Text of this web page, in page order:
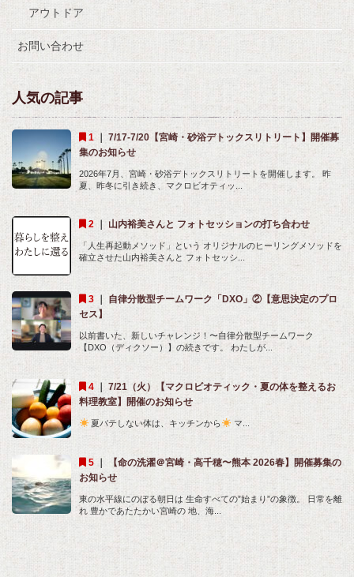
アウトドア
お問い合わせ
人気の記事
｜ 7/17-7/20【宮崎・砂浴デトックスリトリート】開催募
集のお知らせ
2026年7月、宮崎・砂浴デトックスリトリートを開催します。 昨
夏、昨冬に引き続き、マクロビオティッ...
山内裕美さんと フォトセッションの打ち合わせ
「人生再起動メソッド」という オリジナルのヒーリングメソッドを
確立させた山内裕美さんと フォトセッシ...
自律分散型チームワーク「DXO」②【意思決定のプロ
セス】
以前書いた、新しいチャレンジ！〜自律分散型チームワーク
【DXO（ディクソー）】の続きです。 わたしが...
7/21（火）【マクロビオティック・夏の体を整えるお
料理教室】開催のお知らせ
夏バテしない体は、キッチンから マ...
｜
【命の洗濯＠宮崎・高千穂〜熊本 2026春】開催募集の
お知らせ
東の水平線にのぼる朝日は 生命すべての”始まり”の象徴。 日常を離
れ 豊かであたたかい宮崎の 地、海...